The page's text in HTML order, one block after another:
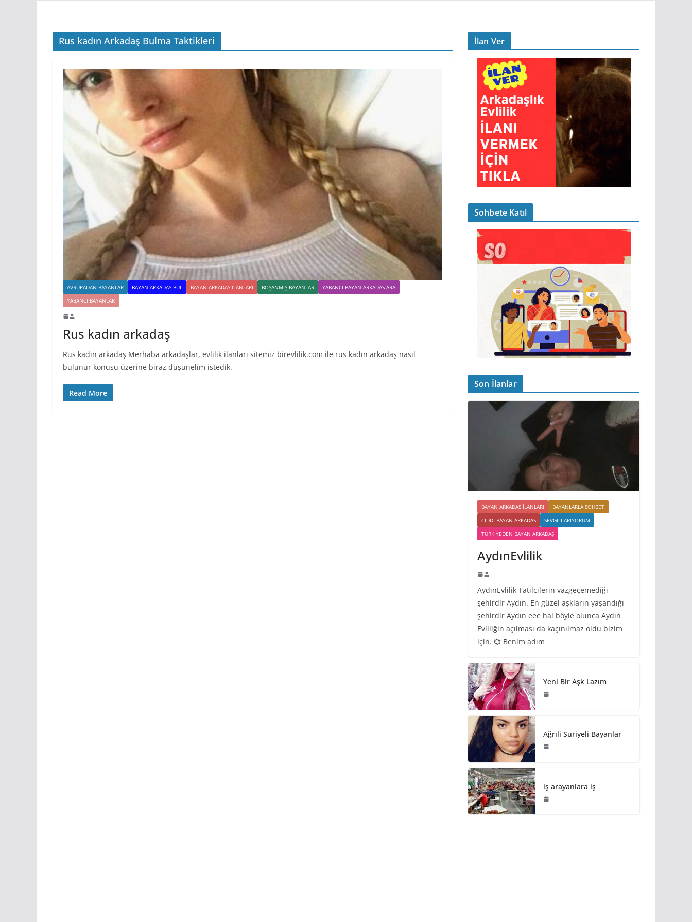
Rus kadın Arkadaş Bulma Taktikleri
AVRUPADAN BAYANLAR BAYAN ARKADAS BUL BAYAN ARKADAS ILANLARI BOŞANMIŞ BAYANLAR
YABANCI BAYAN ARKADAS ARA
YABANCI BAYANLAR
Rus kadın arkadaş
Rus kadın arkadaş Merhaba arkadaşlar, evlilik ilanları sitemiz birevlilik.com ile rus kadın arkadaş nasıl
bulunur konusu üzerine biraz düşünelim istedik.
Read More
İlan Ver
Sohbete Katıl
Son İlanlar
BAYAN ARKADAS ILANLARI
BAYANLARLA SOHBET
CIDDI BAYAN ARKADAS
SEVGILI ARIYORUM
TÜRKIYEDEN BAYAN ARKADAŞ
AydınEvlilik
AydınEvlilik Tatilcilerin vazgeçemediği
şehirdir Aydın. En güzel aşkların yaşandığı
şehirdir Aydın eee hal böyle olunca Aydın
Evliliğin açılması da kaçınılmaz oldu bizim
için. 💞 Benim adım
Yeni Bir Aşk Lazım
Ağrıli Suriyeli Bayanlar
iş arayanlara iş